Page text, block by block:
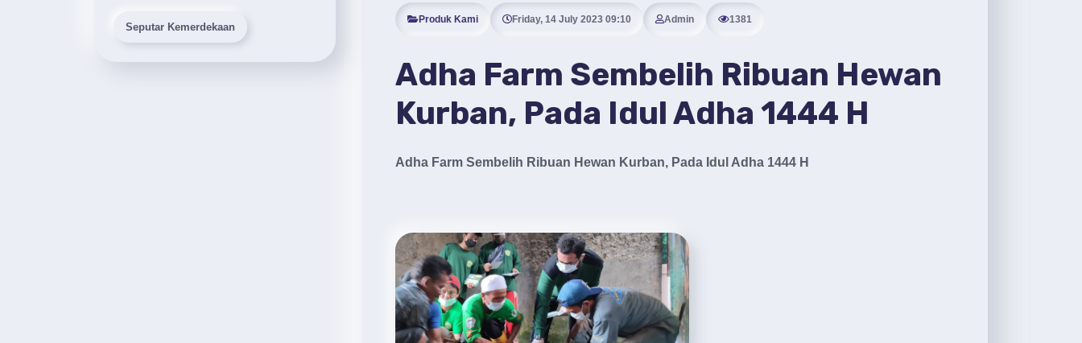
Seputar Kemerdekaan
Produk Kami Friday, 14 July 2023 09:10 Admin 1381
Adha Farm Sembelih Ribuan Hewan
Kurban, Pada Idul Adha 1444 H
Adha Farm Sembelih Ribuan Hewan Kurban, Pada Idul Adha 1444 H